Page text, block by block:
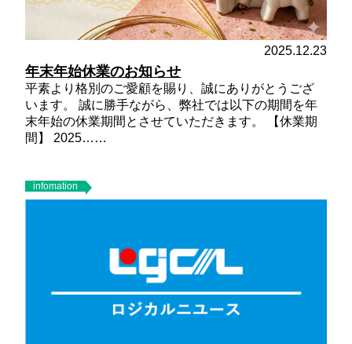
2025.12.23
年末年始休業のお知らせ
平素より格別のご愛顧を賜り、誠にありがとうござ
います。 誠に勝手ながら、弊社では以下の期間を年
末年始の休業期間とさせていただきます。
【休業期
間】
2025……
infomation